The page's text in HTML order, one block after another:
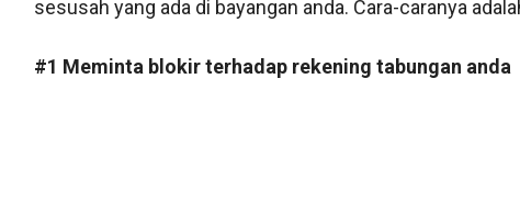
sesusah yang ada di bayangan anda. Cara-caranya
#1 Meminta blokir terhadap rekening tabungan anda